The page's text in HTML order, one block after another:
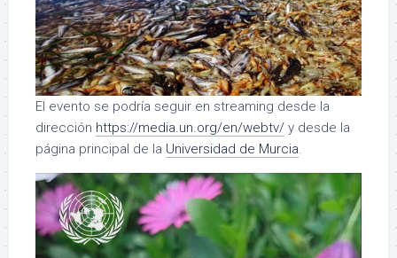
El evento se podría seguir en streaming desde la
dirección https://media.un.org/en/webtv/ y desde la
página principal de la Universidad de Murcia.